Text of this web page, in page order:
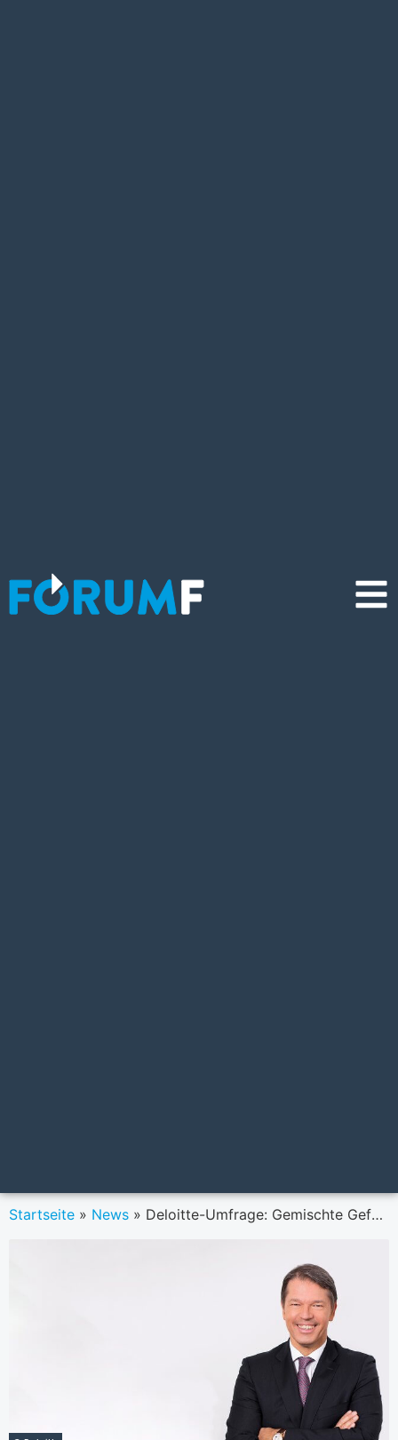
Startseite » News » Deloitte-Umfrage: Gemischte Gefühle unter Österreichs Finanzchefs